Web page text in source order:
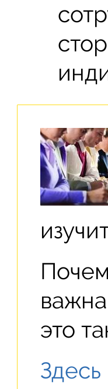
это
Здесь